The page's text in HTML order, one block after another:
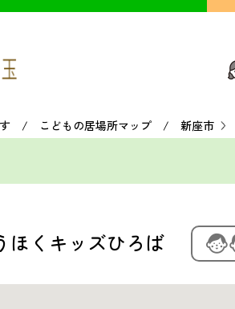
/ こどもの居場所マップ / 新座市
ほくキッズひろば